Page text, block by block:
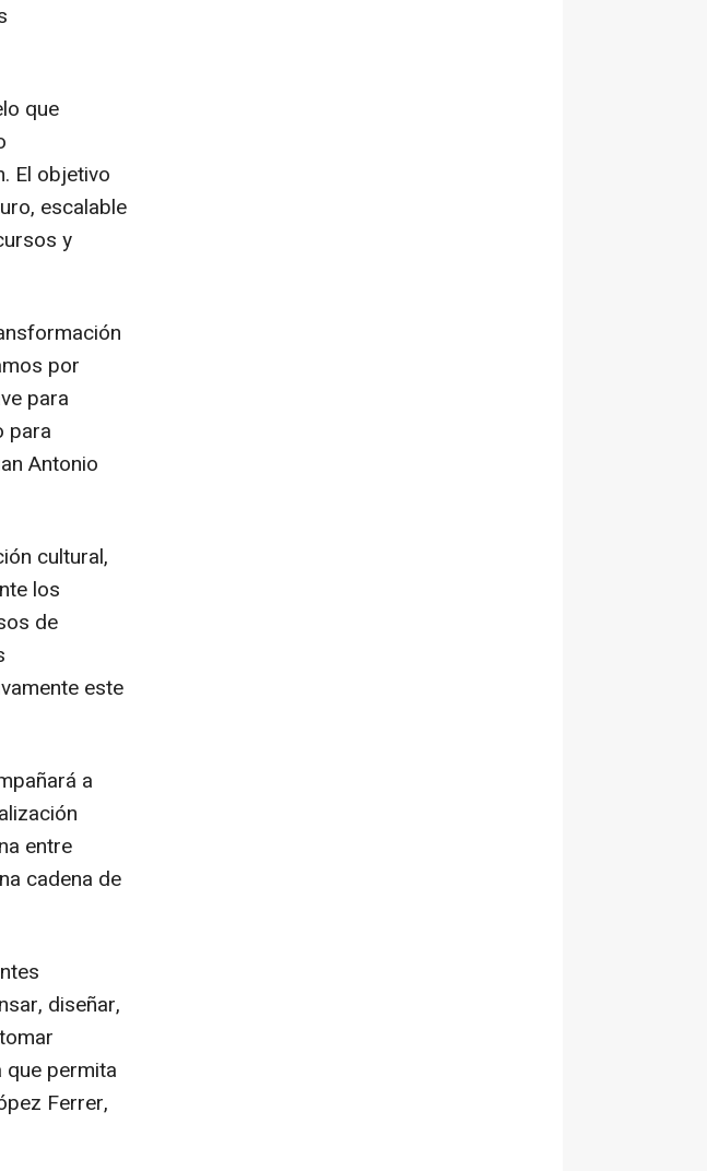
que
El objetivo
escalable
y
por
para
para
Antonio
cultural,
los
de
este
a
entre
cadena de
diseñar,
permita
Ferrer,